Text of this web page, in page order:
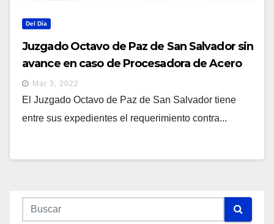
Del Día
Juzgado Octavo de Paz de San Salvador sin
avance en caso de Procesadora de Acero
Mar 3, 2022
El Juzgado Octavo de Paz de San Salvador tiene
entre sus expedientes el requerimiento contra...